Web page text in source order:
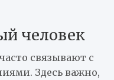
человек
связывают с
Здесь важно,